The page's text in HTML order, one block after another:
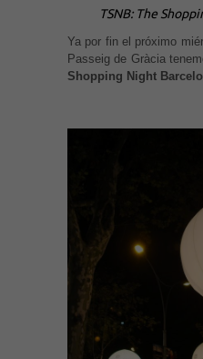
TSNB: The
Ya por fin el próximo
Passeig de Gràcia
Shopping Night